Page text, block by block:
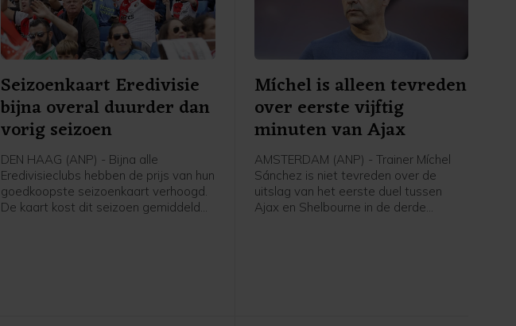
Seizoenkaart Eredivisie
bijna overal duurder dan
vorig seizoen
DEN HAAG (ANP) - Bijna alle
Eredivisieclubs hebben de prijs van hun
goedkoopste seizoenkaart verhoogd.
De kaart kost dit seizoen gemiddeld
Míchel is alleen tevreden
over eerste vijftig
minuten van Ajax
AMSTERDAM (ANP) - Trainer Míchel
Sánchez is niet tevreden over de
uitslag van het eerste duel tussen
Ajax en Shelbourne in de derde